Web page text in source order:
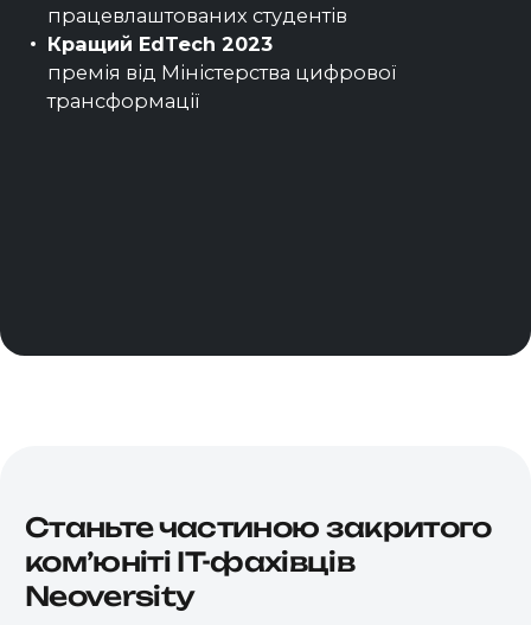
працевлаштованих студентів
Кращий EdTech 2023
премія від Міністерства цифрової
трансформації
Станьте частиною закритого
комʼюніті IT-фахівців
Neoversity